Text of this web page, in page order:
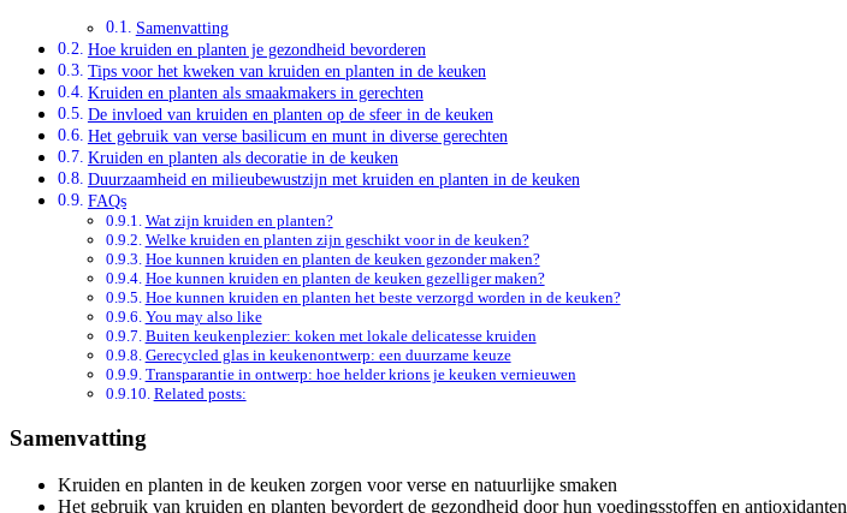
Samenvatting
Hoe kruiden en planten je gezondheid bevorderen
Tips voor het kweken van kruiden en planten in de keuken
Kruiden en planten als smaakmakers in gerechten
De invloed van kruiden en planten op de sfeer in de keuken
Het gebruik van verse basilicum en munt in diverse gerechten
Kruiden en planten als decoratie in de keuken
Duurzaamheid en milieubewustzijn met kruiden en planten in de keuken
FAQs
Wat zijn kruiden en planten?
Welke kruiden en planten zijn geschikt voor in de keuken?
Hoe kunnen kruiden en planten de keuken gezonder maken?
Hoe kunnen kruiden en planten de keuken gezelliger maken?
Hoe kunnen kruiden en planten het beste verzorgd worden in de keuken?
You may also like
Buiten keukenplezier: koken met lokale delicatesse kruiden
Gerecycled glas in keukenontwerp: een duurzame keuze
Transparantie in ontwerp: hoe helder krions je keuken vernieuwen
Related posts:
Samenvatting
Kruiden en planten in de keuken zorgen voor verse en natuurlijke smaken
Het gebruik van kruiden en planten bevordert de gezondheid door hun voedingsstoffen en antioxidanten